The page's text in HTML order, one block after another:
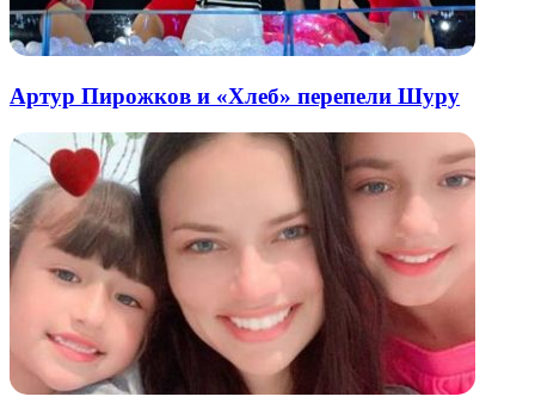
Артур Пирожков и «Хлеб» перепели Шуру